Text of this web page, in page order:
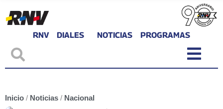
RNV DIALES NOTICIAS PROGRAMAS
Inicio / Noticias / Nacional